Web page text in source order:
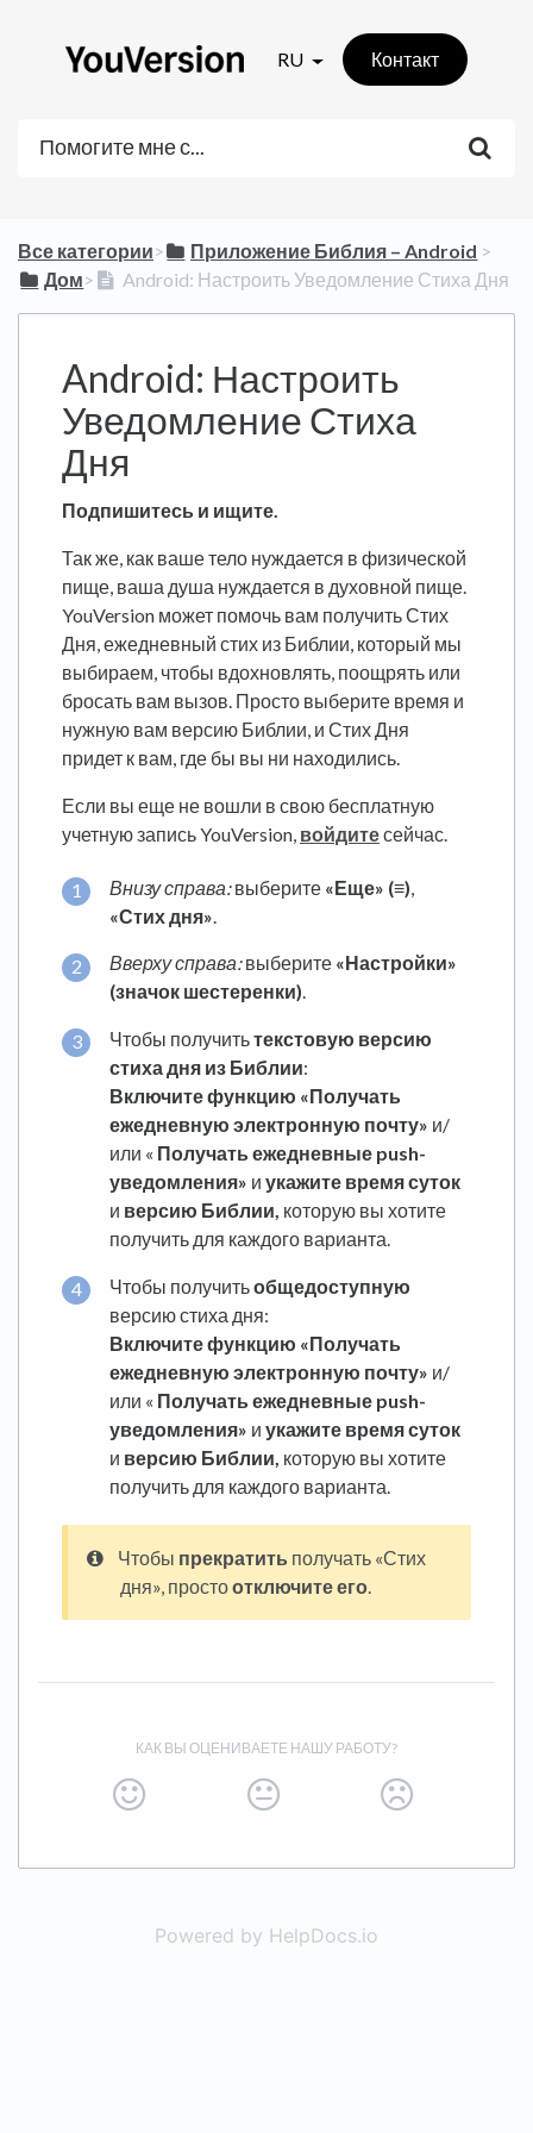
RU Контакт
Все категории​>​ ​Приложение Библия – Android ​ > ​
​Дом​>​ Android: Настроить Уведомление Стиха Дня
Android: Настроить
Уведомление Стиха
Дня
Подпишитесь и ищите.
Так же, как ваше тело нуждается в физической
пище, ваша душа нуждается в духовной пище.
YouVersion может помочь вам получить Стих
Дня, ежедневный стих из Библии, который мы
выбираем, чтобы вдохновлять, поощрять или
бросать вам вызов. Просто выберите время и
нужную вам версию Библии, и Стих Дня
придет к вам, где бы вы ни находились.
Если вы еще не вошли в свою бесплатную
учетную запись YouVersion, войдитесейчас.
Внизу справа:выберите «Еще» (≡),
«Стих дня».
Вверху справа:выберите «Настройки»
(значок шестеренки).
Чтобы получитьтекстовую версию
стиха дня из Библии:
Включите функцию «Получать
ежедневную электронную почту» и/
или « Получать ежедневные push-
уведомления» и укажите время суток
и версию Библии, которую вы хотите
получить для каждого варианта.
Чтобы получитьобщедоступную
версию стиха дня:
Включите функцию «Получать
ежедневную электронную почту» и/
или « Получать ежедневные push-
уведомления» и укажите время суток
и версию Библии, которую вы хотите
получить для каждого варианта.
Чтобы прекратить получать «Стих
дня», простоотключите его.
КАК ВЫ ОЦЕНИВАЕТЕ НАШУ РАБОТУ?
Powered by HelpDocs.io